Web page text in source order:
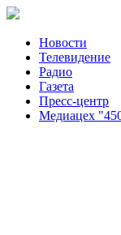
Новости
Телевидение
Радио
Газета
Пресс-центр
Медиацех